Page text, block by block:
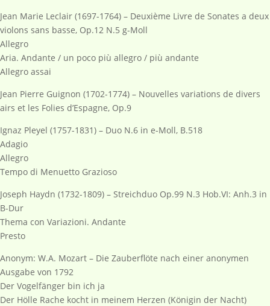
Jean Marie Leclair (1697-1764) – Deuxième Livre de Sonates a deux
violons sans basse, Op.12 N.5 g-Moll
Allegro
Aria. Andante / un poco più allegro / più andante
Allegro assai
Jean Pierre Guignon (1702-1774) – Nouvelles variations de divers
airs et les Folies d’Espagne, Op.9
Ignaz Pleyel (1757-1831) – Duo N.6 in e-Moll, B.518
Adagio
Allegro
Tempo di Menuetto Grazioso
Joseph Haydn (1732-1809) – Streichduo Op.99 N.3 Hob.VI: Anh.3 in
B-Dur
Thema con Variazioni. Andante
Presto
Anonym: W.A. Mozart – Die Zauberflöte nach einer anonymen
Ausgabe von 1792
Der Vogelfänger bin ich ja
Der Hölle Rache kocht in meinem Herzen (Königin der Nacht)